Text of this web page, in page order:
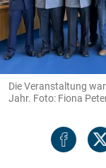
Die Veranstaltung
Jahr. Foto: Fiona